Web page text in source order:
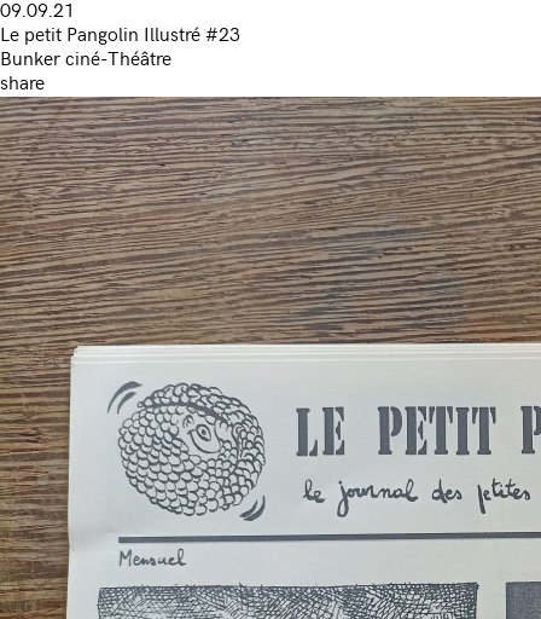
09.09.21
Le petit Pangolin Illustré #23
Bunker ciné-Théâtre
share